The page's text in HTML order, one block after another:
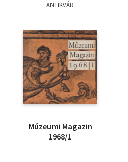
ANTIKVÁR
Múzeumi Magazin
1968/1